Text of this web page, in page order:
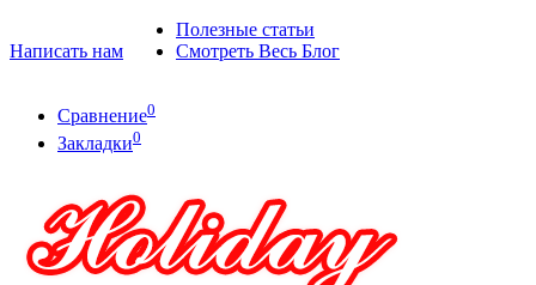
Написать нам
Полезные статьи
Смотреть Весь Блог
Сравнение0
Закладки0